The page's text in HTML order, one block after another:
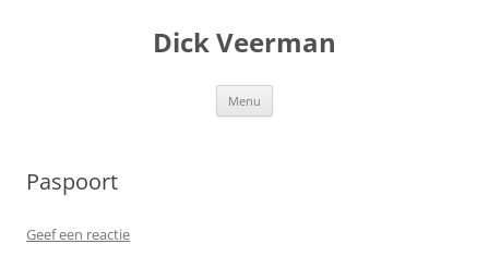
Dick Veerman
Menu
Paspoort
Geef een reactie